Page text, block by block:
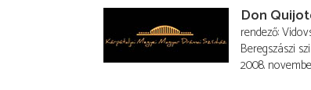
Don
rendező
Beregszászi
2008.